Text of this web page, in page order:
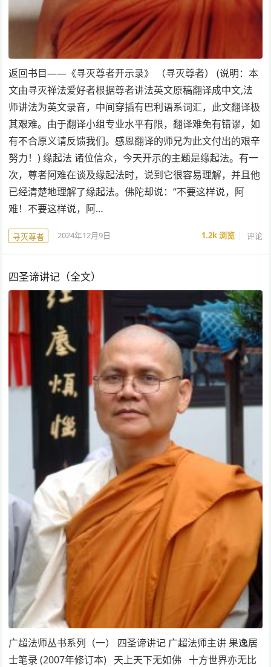
返回书目——《寻灭尊者开示录》 （寻灭尊者） (说明：本
文由寻灭禅法爱好者根据尊者讲法英文原稿翻译成中文,法
师讲法为英文录音，中间穿插有巴利语系词汇，此文翻译极
其艰难。由于翻译小组专业水平有限，翻译难免有错谬，如
有不合原义请反馈我们。感恩翻译的师兄为此文付出的艰辛
努力！) 缘起法 诸位信众，今天开示的主题是缘起法。有一
次，尊者阿难在谈及缘起法时，说到它很容易理解，并且他
已经清楚地理解了缘起法。佛陀却说：“不要这样说，阿
难！不要这样说，阿…
寻灭尊者 2024年12月9日 1.2k浏览 评论
四圣谛讲记（全文）
广超法师丛书系列（一） 四圣谛讲记 广超法师主讲 果逸居
士笔录 (2007年修订本) 天上天下无如佛 十方世界亦无比